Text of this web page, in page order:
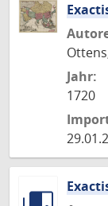
Jahr:
1720